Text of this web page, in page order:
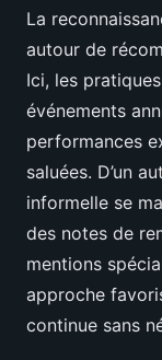
La
autour de
Ici, les
événements
performances
saluées. D’un
informelle se
des notes de
mentions
approche
continue sans